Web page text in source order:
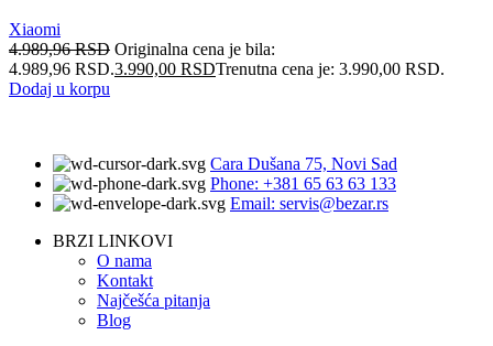
Xiaomi
4.989,96RSD Originalna cena je bila:
4.989,96 RSD.3.990,00 RSDTrenutna cena je: 3.990,00 RSD.
Dodaj u korpu
Cara Dušana 75, Novi Sad
Phone: +381 65 63 63 133
Email: servis@bezar.rs
BRZI LINKOVI
O nama
Kontakt
Najčešća pitanja
Blog